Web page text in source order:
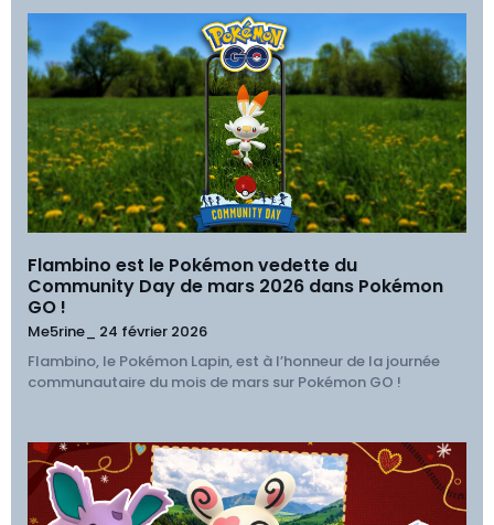
Flambino est le Pokémon vedette du
Community Day de mars 2026 dans Pokémon
GO !
Me5rine_ 24 février 2026
Flambino, le Pokémon Lapin, est à l’honneur de la journée
communautaire du mois de mars sur Pokémon GO !